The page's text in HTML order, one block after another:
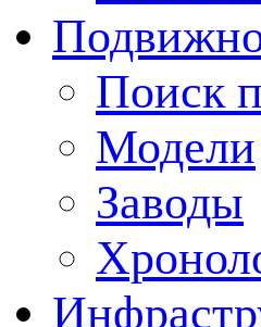
Поиск
Модели
Заводы